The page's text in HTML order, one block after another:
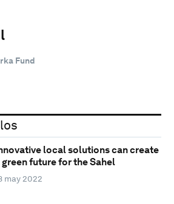
Fund
local solutions can create
green future for the Sahel
may 2022